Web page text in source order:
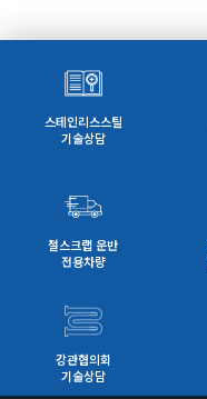
스테인리스스틸
기술상담
철스크랩 운반
전용차량
강관협의회
기술상담